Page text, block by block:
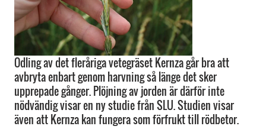
Odling av det fleråriga vetegräset Kernza går bra att
avbryta enbart genom harvning så länge det sker
upprepade gånger. Plöjning av jorden är därför inte
nödvändig visar en ny studie från SLU. Studien visar
även att Kernza kan fungera som förfrukt till rödbetor.